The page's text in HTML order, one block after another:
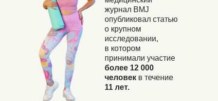
журнал BMJ
опубликовал статью
о крупном
исследовании,
в котором
принимали участие
более 12 000
человек в течение
11 лет.